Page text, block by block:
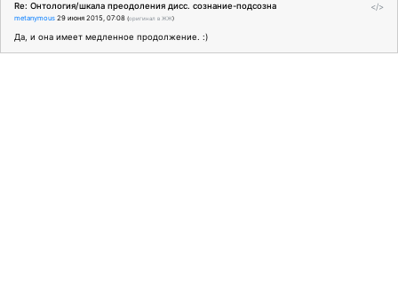
</>
Re: Онтология/шкала преодоления дисс. сознание-подсозна
metanymous 29 июня 2015, 07:08 (оригинал в ЖЖ)
Да, и она имеет медленное продолжение. :)